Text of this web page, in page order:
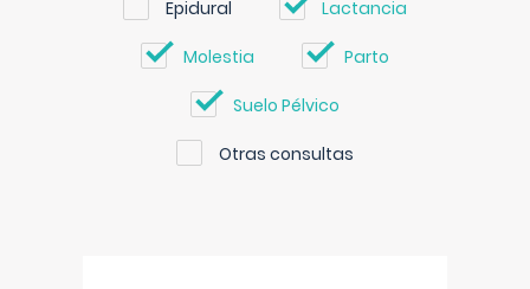
Epidural Lactancia
Molestia Parto
Suelo Pélvico
Otras consultas